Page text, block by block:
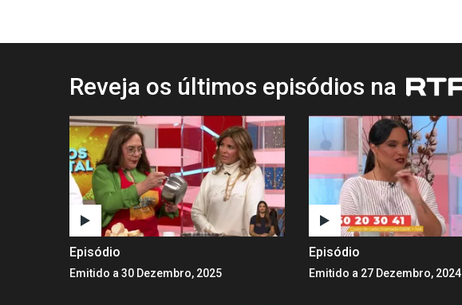
Reveja os últimos episódios na
Episódio
Emitido a 30 Dezembro, 2025
Episódio
Emitido a 27 Dezembro, 2024